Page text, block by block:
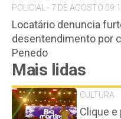
POLICIAL - 7 DE AGOSTO
Locatário denuncia
desentendimento por
Penedo
Mais lidas
CULTURA
Clique